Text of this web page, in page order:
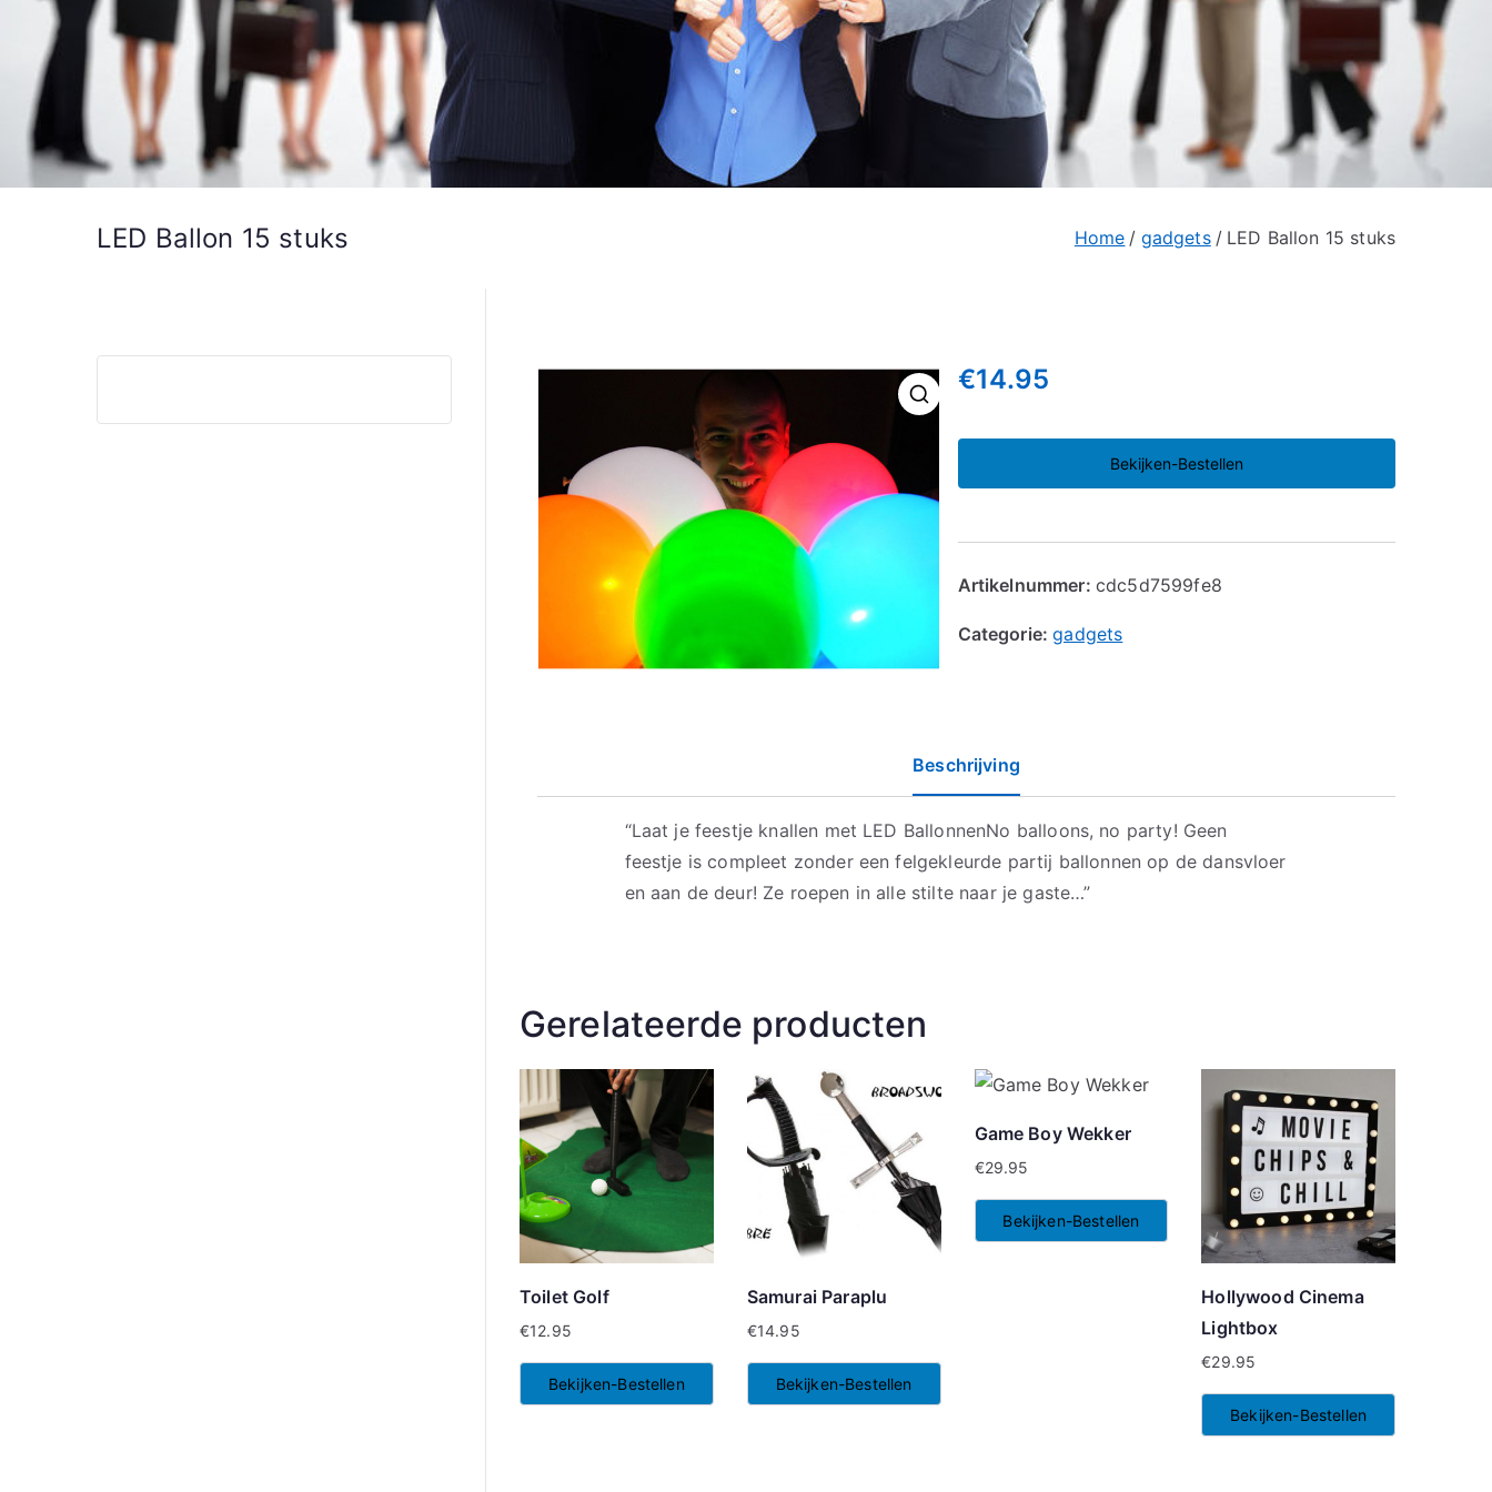
LED Ballon 15 stuks Home gadgets LED Ballon 15 stuks
€14.95
Bekijken-Bestellen
Artikelnummer: cdc5d7599fe8
Categorie:gadgets
Beschrijving
“Laat je feestje knallen met LED BallonnenNo balloons, no party! Geen
feestje is compleet zonder een felgekleurde partij ballonnen op de dansvloer
en aan de deur! Ze roepen in alle stilte naar je gaste…”
Gerelateerde producten
Toilet Golf
€12.95
Bekijken-Bestellen
Samurai Paraplu
€14.95
Bekijken-Bestellen
Game Boy Wekker
€29.95
Bekijken-Bestellen
Hollywood Cinema
Lightbox
€29.95
Bekijken-Bestellen